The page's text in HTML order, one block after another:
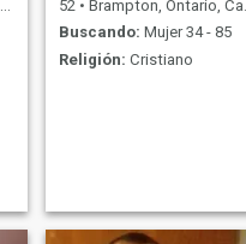
52 • Brampton, Ontario, Canadá
Buscando: Mujer 34 - 85
Religión: Cristiano